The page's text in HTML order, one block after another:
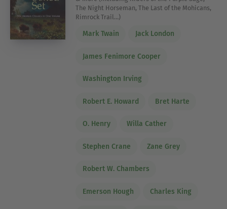
The Night Horseman, The Last of the Mohicans,
Rimrock Trail…)
Mark Twain Jack London
James Fenimore Cooper
Washington Irving
Robert E. Howard Bret Harte
O. Henry Willa Cather
Stephen Crane Zane Grey
Robert W. Chambers
Emerson Hough Charles King